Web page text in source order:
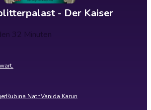
- Der Kaiser
32 Minuten
Rubina NathVanida Karun